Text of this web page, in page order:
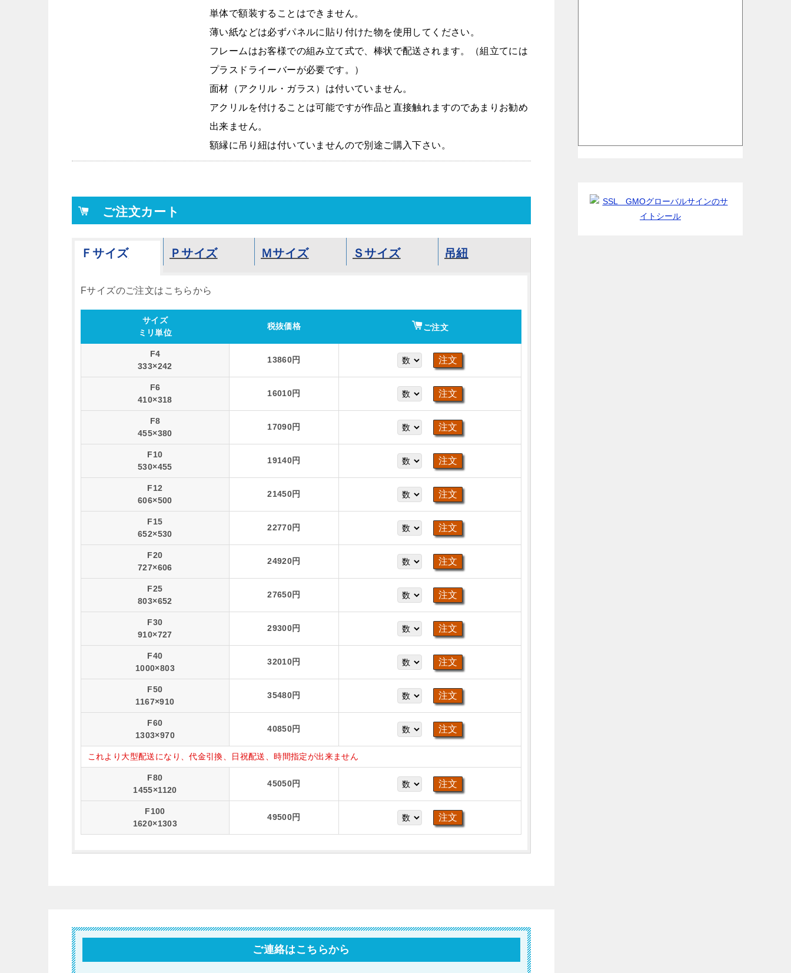
単体で額装することはできません。
薄い紙などは必ずパネルに貼り付けた物を使用してください。
フレームはお客様での組み立て式で、棒状で配送されます。（組立てには
プラスドライーバーが必要です。）
面材（アクリル・ガラス）は付いていません。
アクリルを付けることは可能ですが作品と直接触れますのであまりお勧め
出来ません。
額縁に吊り紐は付いていませんので別途ご購入下さい。
ご注文カート
Ｆサイズ Ｐサイズ Ｍサイズ Ｓサイズ 吊紐
Fサイズのご注文はこちらから
サイズ
ミリ単位
税抜価格 ご注文
F4
333×242
13860円
F6
410×318
16010円
F8
455×380
17090円
F10
530×455
19140円
F12
606×500
21450円
F15
652×530
22770円
F20
727×606
24920円
F25
803×652
27650円
F30
910×727
29300円
F40
1000×803
32010円
F50
1167×910
35480円
F60
1303×970
40850円
これより大型配送になり、代金引換、日祝配送、時間指定が出来ません
F80
1455×1120
45050円
F100
1620×1303
49500円
ご連絡はこちらから